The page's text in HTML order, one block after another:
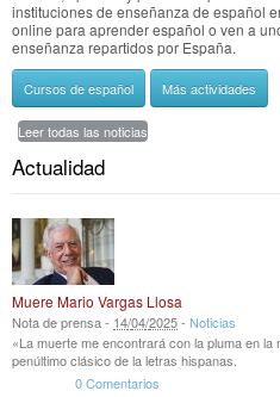
instituciones de enseñanza de español
online para aprender español o ven a
enseñanza repartidos por España.
Cursos de español Más actividades
Leer todas las noticias
Actualidad
Muere Mario Vargas Llosa
Nota de prensa - 14/04/2025- Noticias
«La muerte me encontrará con la pluma en
penúltimo clásico de la letras hispanas.
0 Comentarios